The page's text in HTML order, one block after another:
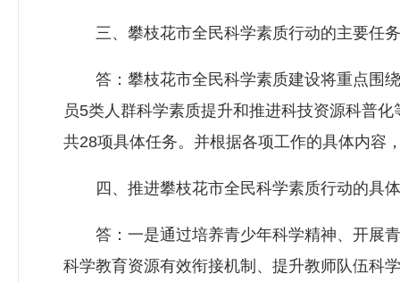
三、攀枝花市全民科学素质行动的主要任
答：攀枝花市全民科学素质建设将重点围绕
员5类人群科学素质提升和推进科技资源科普
共28项具体任务。并根据各项工作的具体内容
四、推进攀枝花市全民科学素质行动的具体
答：一是通过培养青少年科学精神、开展青
科学教育资源有效衔接机制、提升教师队伍科